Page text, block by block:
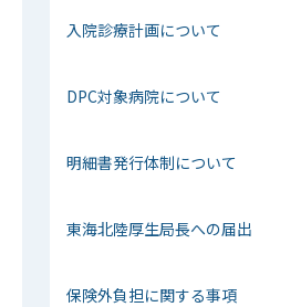
入院診療計画について
DPC対象病院について
明細書発行体制について
東海北陸厚生局長への届出
保険外負担に関する事項